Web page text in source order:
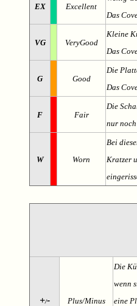
EX Excellent
Das
VG VeryGood
Kleine
Das
G Good
Die
Das
F Fair
Die
nur
W Worn
Bei
Kratzer
+/- Plus/Minus
Die
wenn
eine